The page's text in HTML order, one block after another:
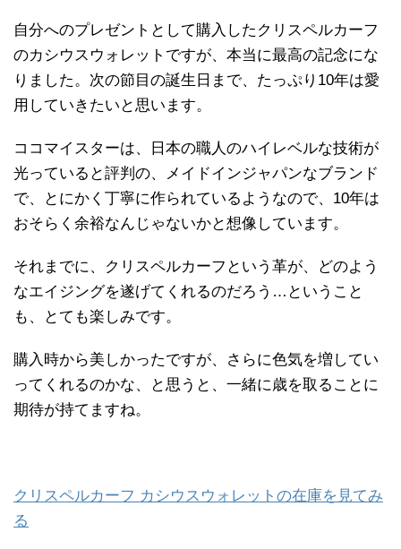
自分へのプレゼントとして購入したクリスペルカーフ
のカシウスウォレットですが、本当に最高の記念にな
りました。次の節目の誕生日まで、たっぷり10年は愛
用していきたいと思います。
ココマイスターは、日本の職人のハイレベルな技術が
光っていると評判の、メイドインジャパンなブランド
で、とにかく丁寧に作られているようなので、10年は
おそらく余裕なんじゃないかと想像しています。
それまでに、クリスペルカーフという革が、どのよう
なエイジングを遂げてくれるのだろう…ということ
も、とても楽しみです。
購入時から美しかったですが、さらに色気を増してい
ってくれるのかな、と思うと、一緒に歳を取ることに
期待が持てますね。
クリスペルカーフ カシウスウォレットの在庫を見てみ
る